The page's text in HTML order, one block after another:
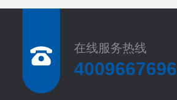
在线服务热线
4009667696